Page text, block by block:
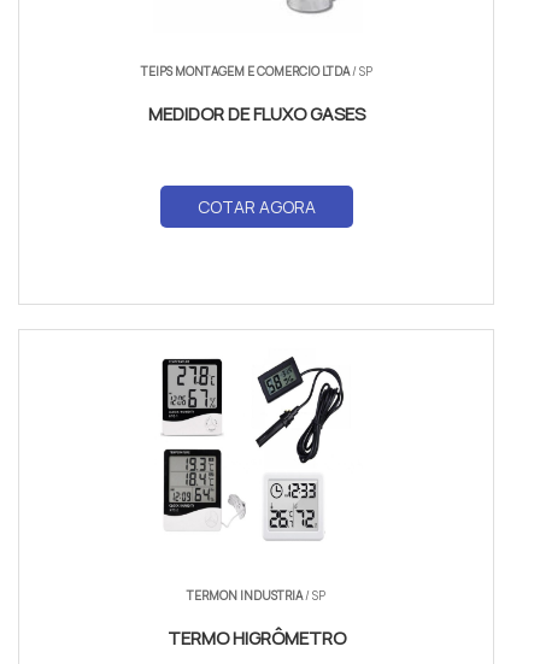
TEIPS MONTAGEM E COMERCIO LTDA/ SP
MEDIDOR DE FLUXO GASES
COTAR AGORA
TERMON INDUSTRIA/ SP
TERMO HIGRÔMETRO